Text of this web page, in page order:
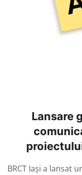
Lansare
BRCT Iași a lansat